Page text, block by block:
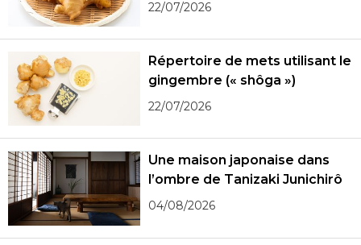
22/07/2026
Répertoire de mets utilisant le
gingembre (« shôga »)
22/07/2026
Une maison japonaise dans
l’ombre de Tanizaki Junichirô
04/08/2026